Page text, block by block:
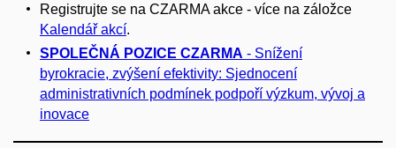
Registrujte se na CZARMA akce - více na záložce
Kalendář akcí.
SPOLEČNÁ POZICE CZARMA - Snížení
byrokracie, zvýšení efektivity: Sjednocení
administrativních podmínek podpoří výzkum, vývoj a
inovace